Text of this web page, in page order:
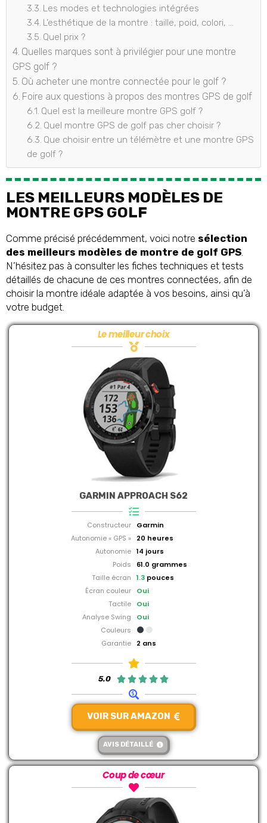
Les modes et technologies intégrées
L’esthétique de la montre : taille, poid, colori, …
Quel prix ?
Quelles marques sont à privilégier pour une montre
GPS golf ?
Où acheter une montre connectée pour le golf ?
Foire aux questions à propos des montres GPS de golf
Quel est la meilleure montre GPS golf ?
Quel montre GPS de golf pas cher choisir ?
Que choisir entre un télémètre et une montre GPS
de golf ?
LES MEILLEURS MODÈLES DE
MONTRE GPS GOLF
Comme précisé précédemment, voici notre sélection
des meilleurs modèles de montre de golf GPS
N’hésitez pas à consulter les fiches techniques et tests
détaillés de chacune de ces montres connectées, afin de
choisir la montre idéale adaptée à vos besoins, ainsi qu’à
votre budget.
Le meilleur choix
GARMIN APPROACH S62
Constructeur
Autonomie « GPS »
Autonomie
Poids
Taille écran
Écran couleur
Tactile
Analyse Swing
Couleurs
Garantie
Garmin
20 heures
14 jours
61.0 grammes
1.3 pouces
Oui
Oui
Oui
2 ans
5.0     
VOIR SUR AMAZON
AVIS DÉTAILLÉ
Coup de cœur